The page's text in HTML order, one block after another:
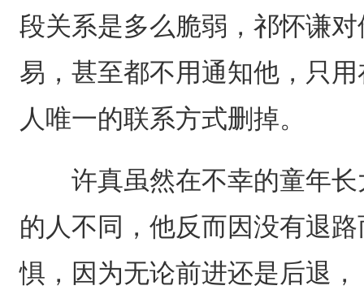
段关系是多么脆弱，祁怀谦
易，甚至都不用通知他，只
人唯一的联系方式删掉。
许真虽然在不幸的童年长
的人不同，他反而因没有退
惧，因为无论前进还是后退